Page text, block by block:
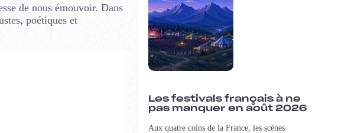
de nous émouvoir. Dans
poétiques et
Les festivals français à ne
pas manquer en août 2026
Aux quatre coins de la France, les scènes